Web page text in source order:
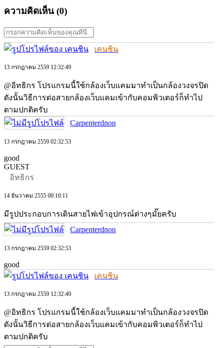
ความคิดเห็น (0)
เคนชิน
13 กรกฎาคม 2559 12:32:49
@อิทธิกร โปรแกรมนี้ใช้กล้องเว็บแคมมาทำเป็นกล้องวงจรปิด
ดังนั้นวิธีการต่อสายกล้องเว็บแคมเข้ากับคอมพิวเตอร์ก็ทำไป
ตามปกติครับ
Carpenterdnon
13 กรกฎาคม 2559 02:32:53
good
GUEST
อิทธิกร
14 ธันวาคม 2555 00:10:11
มีรูปประกอบการเดินสายไฟเข้าอุปกรณ์ต่างๆมั๊ยครับ
Carpenterdnon
13 กรกฎาคม 2559 02:32:53
good
เคนชิน
13 กรกฎาคม 2559 12:32:49
@อิทธิกร โปรแกรมนี้ใช้กล้องเว็บแคมมาทำเป็นกล้องวงจรปิด
ดังนั้นวิธีการต่อสายกล้องเว็บแคมเข้ากับคอมพิวเตอร์ก็ทำไป
ตามปกติครับ